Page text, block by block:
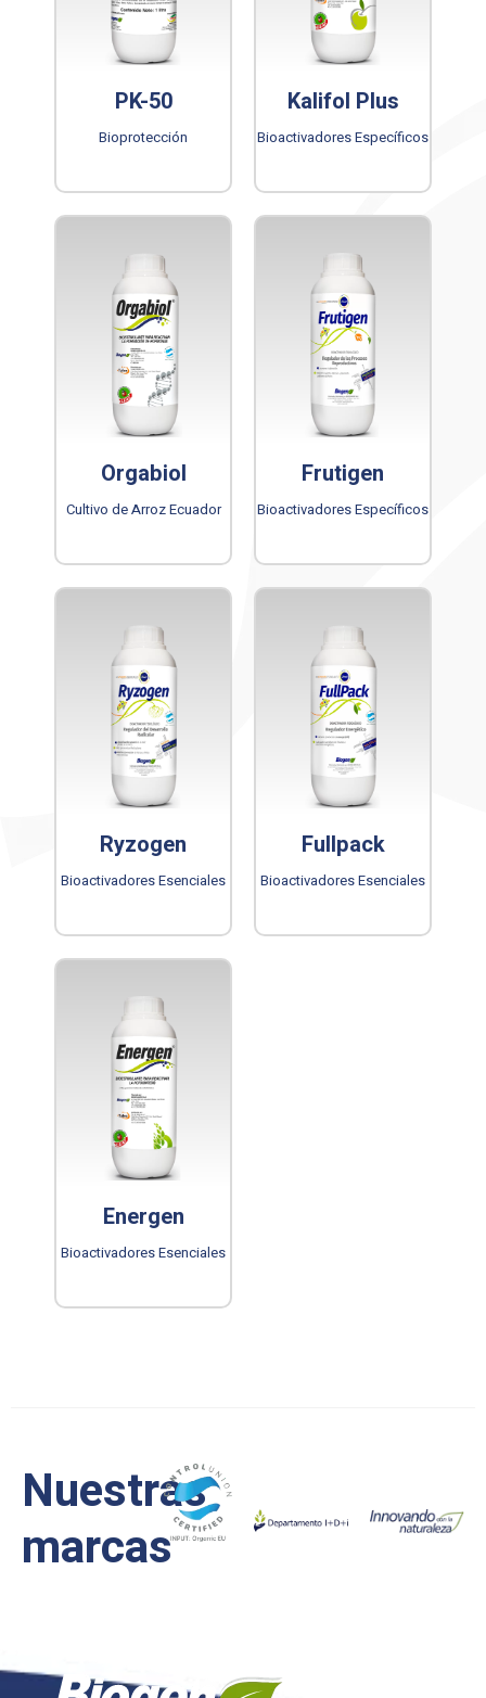
Bioprotección
PK-50
Bioactivadores Específicos
Kalifol Plus
Cultivo de Arroz Ecuador
Orgabiol
Bioactivadores Específicos
Frutigen
Bioactivadores Esenciales
Ryzogen
Bioactivadores Esenciales
Fullpack
Bioactivadores Esenciales
Energen
Nuestras
marcas